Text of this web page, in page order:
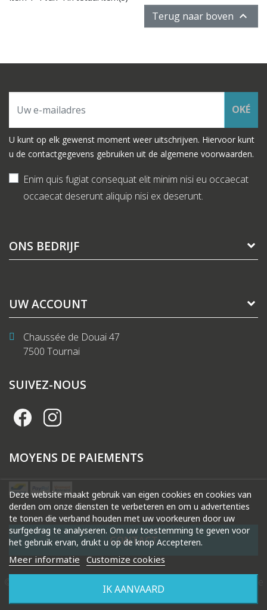
Terug naar boven 
OKÉ
U kunt op elk gewenst moment weer uitschrijven. Hiervoor kunt
u de contactgegevens gebruiken uit de algemene voorwaarden.
Enim quis fugiat consequat elit minim nisi eu occaecat
occaecat deserunt aliquip nisi ex deserunt.
ONS BEDRIJF
UW ACCOUNT
Chaussée de Douai 47
7500 Tournai
Deze website maakt gebruik van eigen cookies en cookies van
derden om onze diensten te verbeteren en om u advertenties
te tonen die verband houden met uw voorkeuren door uw
surfgedrag te analyseren. Om uw toestemming te geven voor
het gebruik ervan, drukt u op de knop Accepteren.
Meer informatie Customize cookies
IK AANVAARD
SUIVEZ-NOUS
MOYENS DE PAIEMENTS
CONTACT
site internet Produweb™